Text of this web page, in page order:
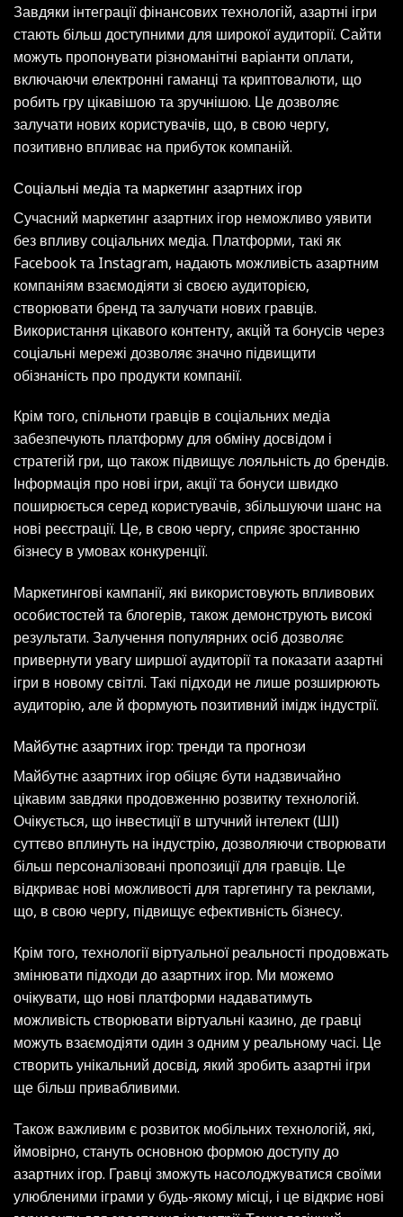
Завдяки інтеграції фінансових технологій, азартні ігри
стають більш доступними для широкої аудиторії. Сайти
можуть пропонувати різноманітні варіанти оплати,
включаючи електронні гаманці та криптовалюти, що
робить гру цікавішою та зручнішою. Це дозволяє
залучати нових користувачів, що, в свою чергу,
позитивно впливає на прибуток компаній.
Соціальні медіа та маркетинг азартних ігор
Сучасний маркетинг азартних ігор неможливо уявити
без впливу соціальних медіа. Платформи, такі як
Facebook та Instagram, надають можливість азартним
компаніям взаємодіяти зі своєю аудиторією,
створювати бренд та залучати нових гравців.
Використання цікавого контенту, акцій та бонусів через
соціальні мережі дозволяє значно підвищити
обізнаність про продукти компанії.
Крім того, спільноти гравців в соціальних медіа
забезпечують платформу для обміну досвідом і
стратегій гри, що також підвищує лояльність до брендів.
Інформація про нові ігри, акції та бонуси швидко
поширюється серед користувачів, збільшуючи шанс на
нові реєстрації. Це, в свою чергу, сприяє зростанню
бізнесу в умовах конкуренції.
Маркетингові кампанії, які використовують впливових
особистостей та блогерів, також демонструють високі
результати. Залучення популярних осіб дозволяє
привернути увагу ширшої аудиторії та показати азартні
ігри в новому світлі. Такі підходи не лише розширюють
аудиторію, але й формують позитивний імідж індустрії.
Майбутнє азартних ігор: тренди та прогнози
Майбутнє азартних ігор обіцяє бути надзвичайно
цікавим завдяки продовженню розвитку технологій.
Очікується, що інвестиції в штучний інтелект (ШІ)
суттєво вплинуть на індустрію, дозволяючи створювати
більш персоналізовані пропозиції для гравців. Це
відкриває нові можливості для таргетингу та реклами,
що, в свою чергу, підвищує ефективність бізнесу.
Крім того, технології віртуальної реальності продовжать
змінювати підходи до азартних ігор. Ми можемо
очікувати, що нові платформи надаватимуть
можливість створювати віртуальні казино, де гравці
можуть взаємодіяти один з одним у реальному часі. Це
створить унікальний досвід, який зробить азартні ігри
ще більш привабливими.
Також важливим є розвиток мобільних технологій, які,
ймовірно, стануть основною формою доступу до
азартних ігор. Гравці зможуть насолоджуватися своїми
улюбленими іграми у будь-якому місці, і це відкриє нові